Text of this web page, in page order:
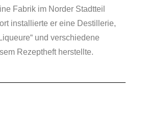
Fabrik im Norder Stadtteil
installierte er eine Destillerie,
und verschiedene
Rezeptheft herstellte.